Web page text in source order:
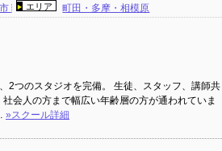
エリア 町田・多摩・相模原
2つのスタジオを完備。 生徒、スタッフ、講師共
会人の方まで幅広い年齢層の方が通われていま
»スクール詳細